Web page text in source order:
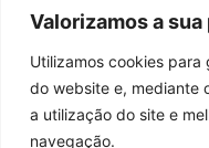
Valorizamos a
Utilizamos cookies
do website e, mediante
a utilização do site e
navegação.LIVRO DE